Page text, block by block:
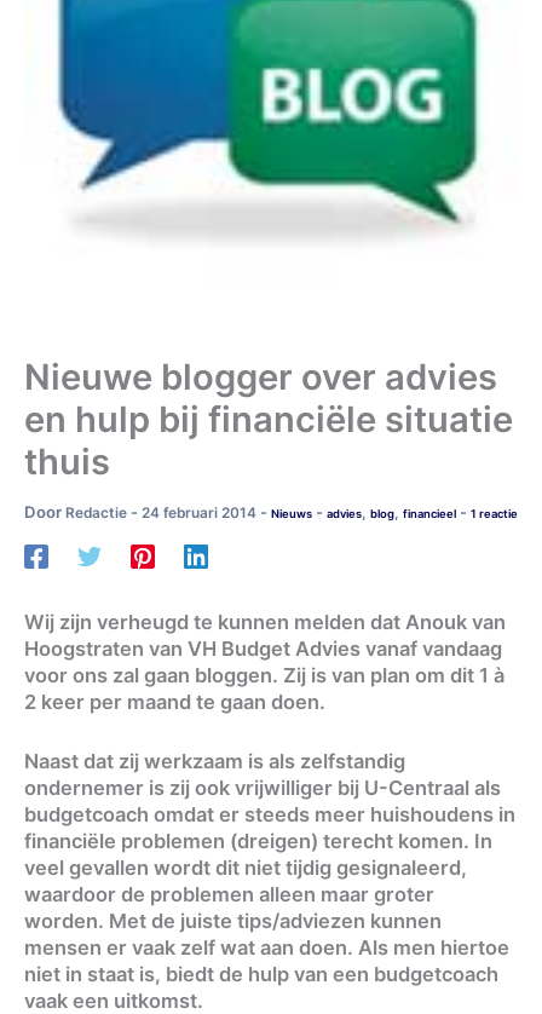
Nieuwe blogger over advies
en hulp bij financiële situatie
thuis
Door Redactie - 24 februari 2014 - Nieuws - advies, blog, financieel - 1 reactie
Wij zijn verheugd te kunnen melden dat Anouk van
Hoogstraten van VH Budget Advies vanaf vandaag
voor ons zal gaan bloggen. Zij is van plan om dit 1 à
2 keer per maand te gaan doen.
Naast dat zij werkzaam is als zelfstandig
ondernemer is zij ook vrijwilliger bij U-Centraal als
budgetcoach omdat er steeds meer huishoudens in
financiële problemen (dreigen) terecht komen. In
veel gevallen wordt dit niet tijdig gesignaleerd,
waardoor de problemen alleen maar groter
worden. Met de juiste tips/adviezen kunnen
mensen er vaak zelf wat aan doen. Als men hiertoe
niet in staat is, biedt de hulp van een budgetcoach
vaak een uitkomst.